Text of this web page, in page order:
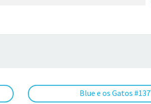
Próximo
Blue e os Gatos #137